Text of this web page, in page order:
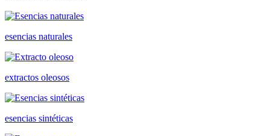
esencias naturales
extractos oleosos
esencias sintéticas